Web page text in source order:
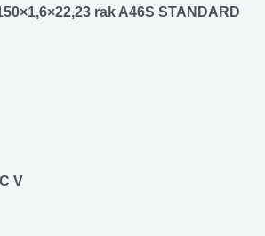
rak A46S STANDARD
V